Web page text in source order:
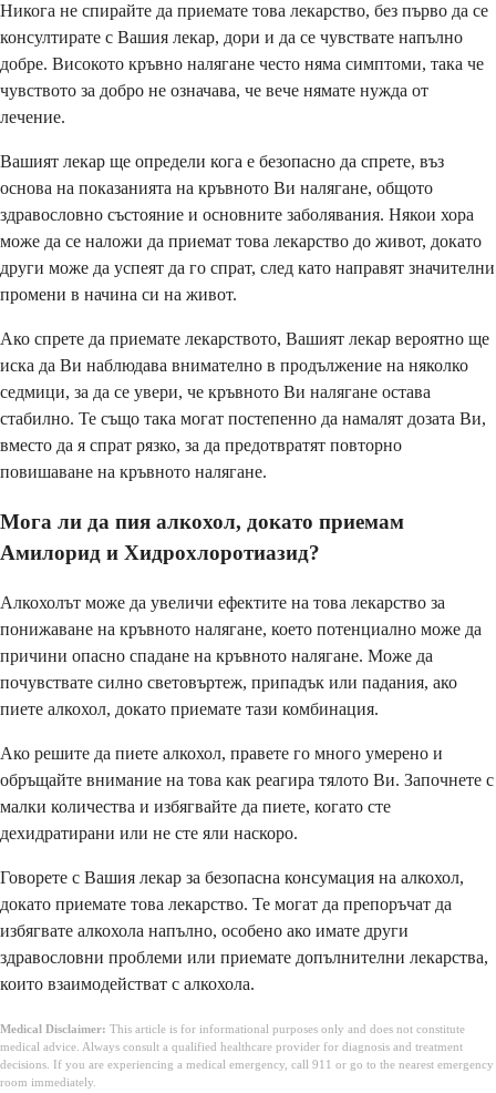
Никога не спирайте да приемате това лекарство, без първо да се
консултирате с Вашия лекар, дори и да се чувствате напълно
добре. Високото кръвно налягане често няма симптоми, така че
чувството за добро не означава, че вече нямате нужда от
лечение.
Вашият лекар ще определи кога е безопасно да спрете, въз
основа на показанията на кръвното Ви налягане, общото
здравословно състояние и основните заболявания. Някои хора
може да се наложи да приемат това лекарство до живот, докато
други може да успеят да го спрат, след като направят значителни
промени в начина си на живот.
Ако спрете да приемате лекарството, Вашият лекар вероятно ще
иска да Ви наблюдава внимателно в продължение на няколко
седмици, за да се увери, че кръвното Ви налягане остава
стабилно. Те също така могат постепенно да намалят дозата Ви,
вместо да я спрат рязко, за да предотвратят повторно
повишаване на кръвното налягане.
Мога ли да пия алкохол, докато приемам
Амилорид и Хидрохлоротиазид?
Алкохолът може да увеличи ефектите на това лекарство за
понижаване на кръвното налягане, което потенциално може да
причини опасно спадане на кръвното налягане. Може да
почувствате силно световъртеж, припадък или падания, ако
пиете алкохол, докато приемате тази комбинация.
Ако решите да пиете алкохол, правете го много умерено и
обръщайте внимание на това как реагира тялото Ви. Започнете с
малки количества и избягвайте да пиете, когато сте
дехидратирани или не сте яли наскоро.
Говорете с Вашия лекар за безопасна консумация на алкохол,
докато приемате това лекарство. Те могат да препоръчат да
избягвате алкохола напълно, особено ако имате други
здравословни проблеми или приемате допълнителни лекарства,
които взаимодействат с алкохола.
Medical Disclaimer: This article is for informational purposes only and does not constitute
medical advice. Always consult a qualified healthcare provider for diagnosis and treatment
decisions. If you are experiencing a medical emergency, call 911 or go to the nearest emergency
room immediately.